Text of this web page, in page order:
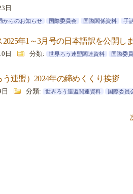
日
からのお知らせ 国際委員会 国際関係資料 手
年1～3月号の日本語訳を公開し
日 分類: 世界ろう連盟関連資料 国際委
う連盟）2024年の締めくくり挨拶
分類: 世界ろう連盟関連資料 国際委員